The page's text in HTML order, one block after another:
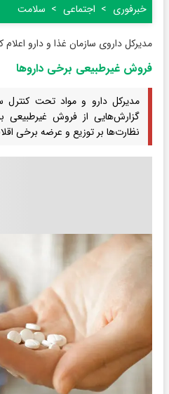
خبرفوری اجتماعی سلامت
مدیرکل داروی سازمان غذا و دارو اعلام
فروش غیرطبیعی برخی داروها
مدیرکل دارو و مواد تحت کنترل
گزارش‌هایی از فروش غیرطبیعی
نظارت‌ها بر توزیع و عرضه برخی